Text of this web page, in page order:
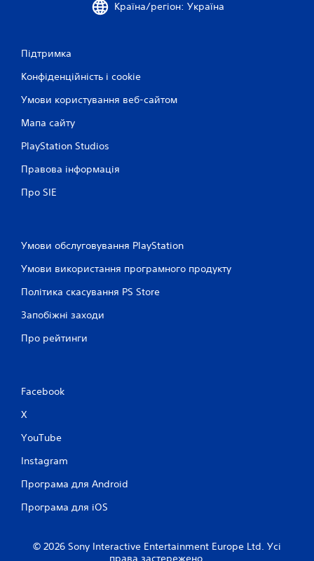
Країна/регіон: Україна
Підтримка
Конфіденційність і cookie
Умови користування веб-сайтом
Мапа сайту
PlayStation Studios
Правова інформація
Про SIE
Умови обслуговування PlayStation
Умови використання програмного продукту
Політика скасування PS Store
Запобіжні заходи
Про рейтинги
Facebook
X
YouTube
Instagram
Програма для Android
Програма для iOS
© 2026 Sony Interactive Entertainment Europe Ltd. Усі
права застережено.